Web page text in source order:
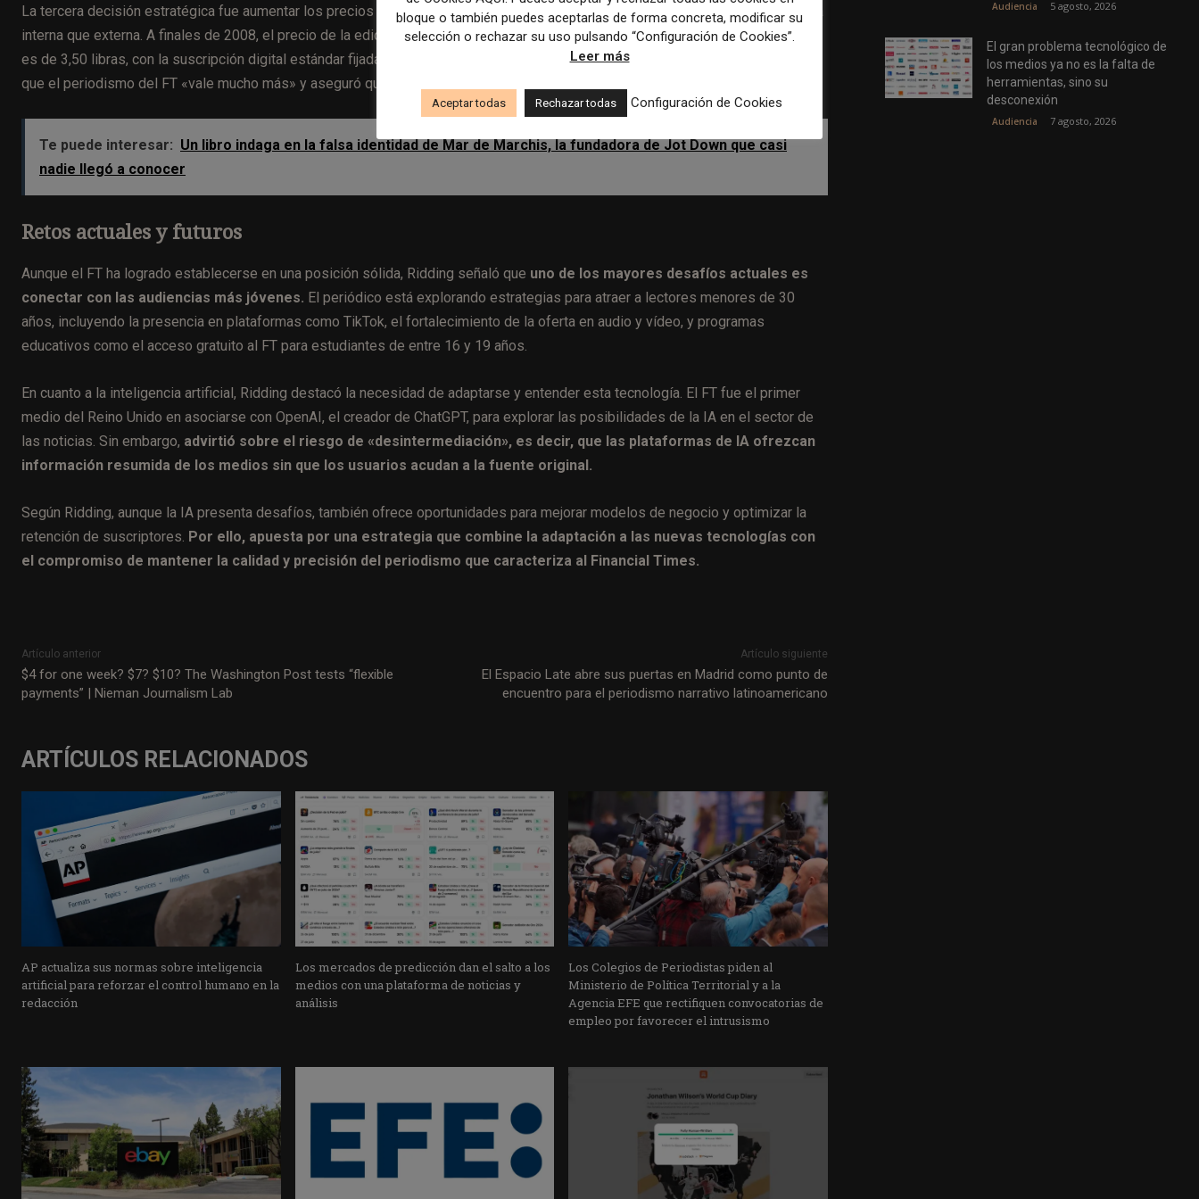
La tercera decisión estratégica fue aumentar los precios del periódico, una medida que, según Ridding, encontró más resistencia
interna que externa. A finales de 2008, el precio de la edición diaria del FT había subido de 1 a 1,80 libras. Actualmente, el precio
es de 3,50 libras, con la suscripción digital estándar fijada en 468 libras anuales. Ridding defendió esta estrategia argumentando
que el periodismo del FT «vale mucho más» y aseguró que la calidad de la información justifica el costo.
Te puede interesar: Un libro indaga en la falsa identidad de Mar de Marchis, la fundadora de Jot Down que casi
nadie llegó a conocer
Retos actuales y futuros
Aunque el FT ha logrado establecerse en una posición sólida, Ridding señaló que uno de los mayores desafíos actuales es
conectar con las audiencias más jóvenes. El periódico está explorando estrategias para atraer a lectores menores de 30
años, incluyendo la presencia en plataformas como TikTok, el fortalecimiento de la oferta en audio y vídeo, y programas
educativos como el acceso gratuito al FT para estudiantes de entre 16 y 19 años.
En cuanto a la inteligencia artificial, Ridding destacó la necesidad de adaptarse y entender esta tecnología. El FT fue el primer
medio del Reino Unido en asociarse con OpenAI, el creador de ChatGPT, para explorar las posibilidades de la IA en el sector de
las noticias. Sin embargo, advirtió sobre el riesgo de «desintermediación», es decir, que las plataformas de IA ofrezcan
información resumida de los medios sin que los usuarios acudan a la fuente original.
Según Ridding, aunque la IA presenta desafíos, también ofrece oportunidades para mejorar modelos de negocio y optimizar la
retención de suscriptores. Por ello, apuesta por una estrategia que combine la adaptación a las nuevas tecnologías con
el compromiso de mantener la calidad y precisión del periodismo que caracteriza al Financial Times.
Artículo anterior
$4 for one week? $7? $10? The Washington Post tests “flexible
payments” | Nieman Journalism Lab
Artículo siguiente
El Espacio Late abre sus puertas en Madrid como punto de
encuentro para el periodismo narrativo latinoamericano
ARTÍCULOS RELACIONADOS
AP actualiza sus normas sobre inteligencia
artificial para reforzar el control humano en la
redacción
Los mercados de predicción dan el salto a los
medios con una plataforma de noticias y
análisis
Los Colegios de Periodistas piden al
Ministerio de Política Territorial y a la
Agencia EFE que rectifiquen convocatorias de
empleo por favorecer el intrusismo
Audiencia 5 agosto, 2026
El gran problema tecnológico de
los medios ya no es la falta de
herramientas, sino su
desconexión
Audiencia 7 agosto, 2026
bloque o también puedes aceptarlas de forma concreta, modificar su
selección o rechazar su uso pulsando “Configuración de Cookies”.
Leer más
Aceptar todas Rechazar todas Configuración de Cookies